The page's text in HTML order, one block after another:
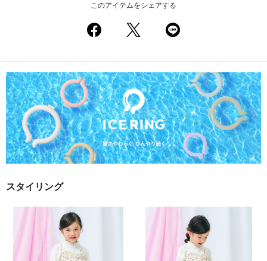
このアイテムをシェアする
スタイリング